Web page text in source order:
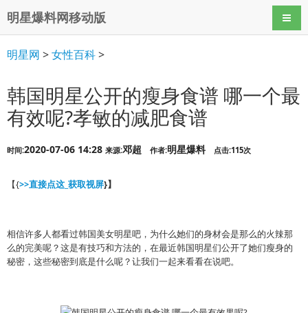
明星爆料网移动版 导航
明星网 >女性百科>
韩国明星公开的瘦身食谱 哪一个最
有效呢?孝敏的减肥食谱
时间:2020-07-06 14:28 来源:邓超 作者:明星爆料 点击:115次
【{>>直接点这_获取视屏}】
相信许多人都看过韩国美女明星吧，为什么她们的身材会是那么的火辣那
么的完美呢？这是有技巧和方法的，在最近韩国明星们公开了她们瘦身的
秘密，这些秘密到底是什么呢？让我们一起来看看在说吧。